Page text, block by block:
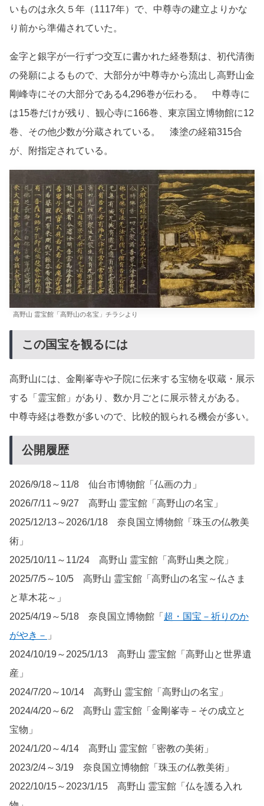
いものは永久５年（1117年）で、中尊寺の建立よりかな
り前から準備されていた。
金字と銀字が一行ずつ交互に書かれた経巻類は、初代清衡
の発願によるもので、大部分が中尊寺から流出し高野山金
剛峰寺にその大部分である4,296巻が伝わる。 中尊寺に
は15巻だけが残り、観心寺に166巻、東京国立博物館に12
巻、その他少数が分蔵されている。 漆塗の経箱315合
が、附指定されている。
高野山 霊宝館「高野山の名宝」チラシより
この国宝を観るには
高野山には、金剛峯寺や子院に伝来する宝物を収蔵・展示
する「霊宝館」があり、数か月ごとに展示替えがある。
中尊寺経は巻数が多いので、比較的観られる機会が多い。
公開履歴
2026/9/18～11/8 仙台市博物館「仏画の力」
2026/7/11～9/27 高野山 霊宝館「高野山の名宝」
2025/12/13～2026/1/18 奈良国立博物館「珠玉の仏教美
術」
2025/10/11～11/24 高野山 霊宝館「高野山奥之院」
2025/7/5～10/5 高野山 霊宝館「高野山の名宝～仏さま
と草木花～」
2025/4/19～5/18 奈良国立博物館「 超・国宝－祈りのか
がやき－ 」
2024/10/19～2025/1/13 高野山 霊宝館「高野山と世界遺
産」
2024/7/20～10/14 高野山 霊宝館「高野山の名宝」
2024/4/20～6/2 高野山 霊宝館「金剛峯寺－その成立と
宝物」
2024/1/20～4/14 高野山 霊宝館「密教の美術」
2023/2/4～3/19 奈良国立博物館「珠玉の仏教美術」
2022/10/15～2023/1/15 高野山 霊宝館「仏を護る入れ